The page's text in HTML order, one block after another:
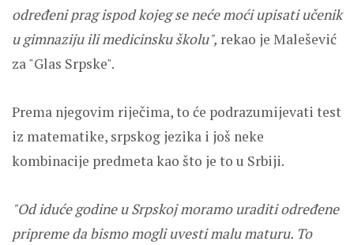
određeni prag ispod kojeg se neće moći upisati učenik
u gimnaziju ili medicinsku školu", rekao je Malešević
za "Glas Srpske".
Prema njegovim riječima, to će podrazumijevati test
iz matematike, srpskog jezika i još neke
kombinacije predmeta kao što je to u Srbiji.
"Od iduće godine u Srpskoj moramo uraditi određene
pripreme da bismo mogli uvesti malu maturu. To